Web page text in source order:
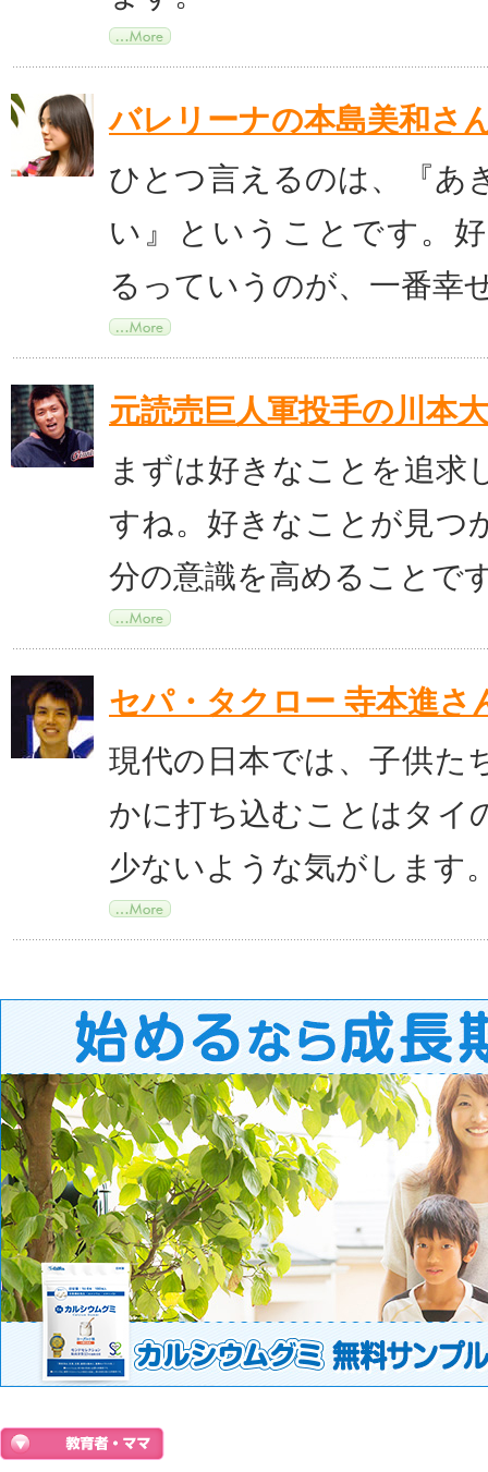
バレリーナの本島美和さ
ひとつ言えるのは、『あ
い』ということです。
るっていうのが、一番幸
元読売巨人軍投手の川本
まずは好きなことを追求
すね。好きなことが見つ
分の意識を高めることで
セパ・タクロー 寺本進さ
現代の日本では、子供た
かに打ち込むことはタイ
少ないような気がします